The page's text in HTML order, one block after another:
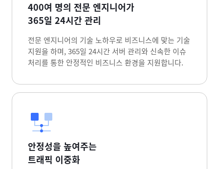
400여 명의 전문 엔지니어가
365일 24시간 관리
전문 엔지니어의 기술 노하우로 비즈니스에 맞는 기술
지원을 하며, 365일 24시간 서버 관리와 신속한 이슈
처리를 통한 안정적인 비즈니스 환경을 지원합니다.
안정성을 높여주는
트래픽 이중화